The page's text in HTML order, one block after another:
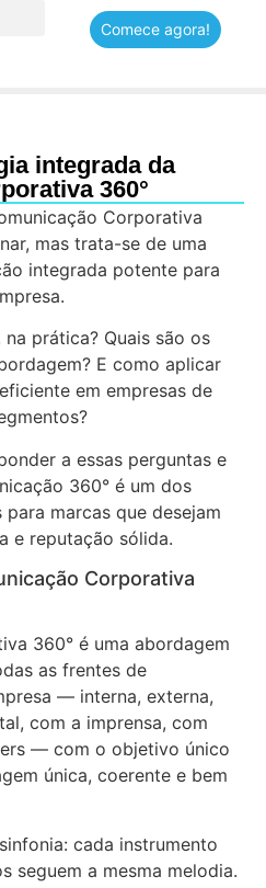
Comece agora!
integrada da
360°
Corporativa
mas trata-se de uma
integrada potente para
prática? Quais são os
E como aplicar
em empresas de
a essas perguntas e
360° é um dos
marcas que desejam
e reputação sólida.
Corporativa
360° é uma abordagem
as frentes de
— interna, externa,
com a imprensa, com
— com o objetivo único
única, coerente e bem
cada instrumento
seguem a mesma melodia.